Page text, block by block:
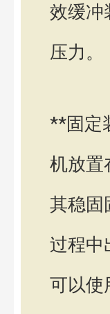
效缓冲
压力。
**固定
机放置
其稳固
过程中
可以使